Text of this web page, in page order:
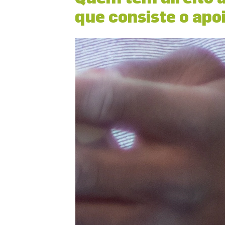
que consiste o